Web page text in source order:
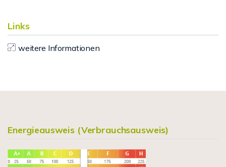
Links
weitere Informationen
Energieausweis (Verbrauchsausweis)